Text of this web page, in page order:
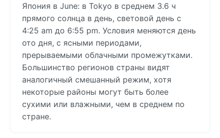
Япония в June: в Tokyo в среднем 3.6 ч
прямого солнца в день, световой день с
4:25 am до 6:55 pm. Условия меняются день
ото дня, с ясными периодами,
прерываемыми облачными промежутками.
Большинство регионов страны видят
аналогичный смешанный режим, хотя
некоторые районы могут быть более
сухими или влажными, чем в среднем по
стране.